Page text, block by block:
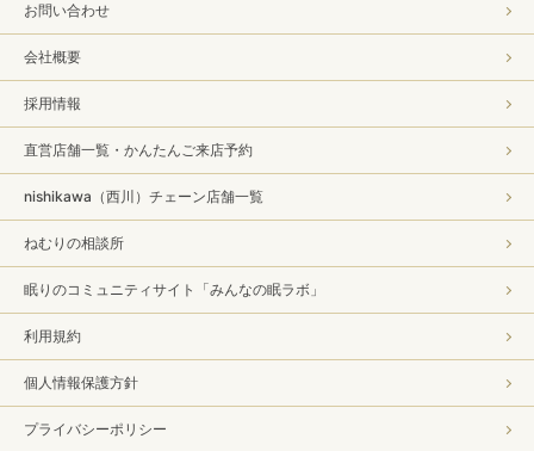
お問い合わせ
会社概要
採用情報
直営店舗一覧・かんたんご来店予約
nishikawa（西川）チェーン店舗一覧
ねむりの相談所
眠りのコミュニティサイト「みんなの眠ラボ」
利用規約
個人情報保護方針
プライバシーポリシー